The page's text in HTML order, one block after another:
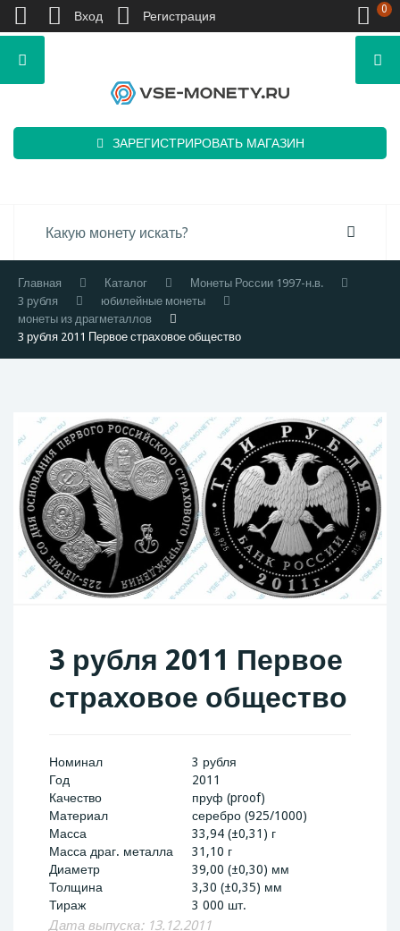
ЗАРЕГИСТРИРОВАТЬ МАГАЗИН
Главная Каталог
Монеты России 1997-н.в.
3 рубля
юбилейные монеты
монеты из драгметаллов
3 рубля 2011 Первое страховое общество
3 рубля 2011 Первое
страховое общество
Номинал
3 рубля
Год
2011
Качество
пруф (proof)
Материал
серебро (925/1000)
Масса
33,94 (±0,31) г
Масса драг. металла
31,10 г
Диаметр
39,00 (±0,30) мм
Толщина
3,30 (±0,35) мм
Тираж
3 000 шт.
Дата выпуска: 13.12.2011
Вход Регистрация 0